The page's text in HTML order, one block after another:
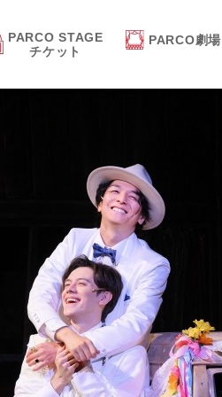
PARCO STAGE
チケット
PARCO劇場